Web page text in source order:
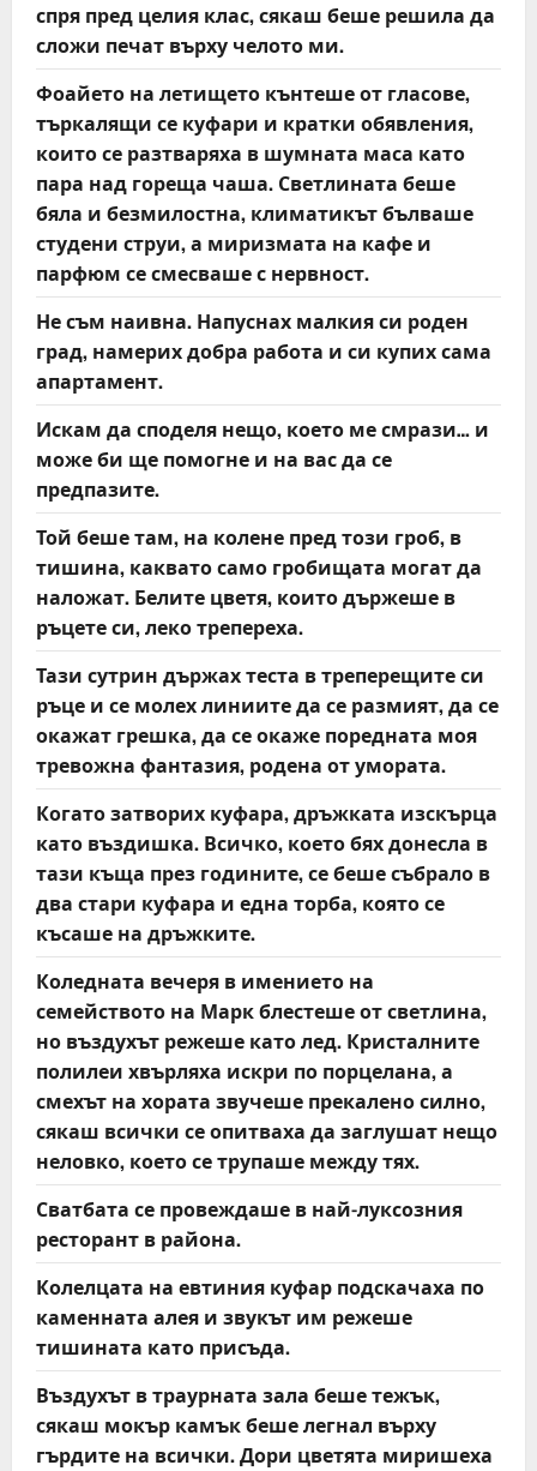
спря пред целия клас, сякаш беше решила да
сложи печат върху челото ми.
Фоайето на летището кънтеше от гласове,
търкалящи се куфари и кратки обявления,
които се разтваряха в шумната маса като
пара над гореща чаша. Светлината беше
бяла и безмилостна, климатикът бълваше
студени струи, а миризмата на кафе и
парфюм се смесваше с нервност.
Не съм наивна. Напуснах малкия си роден
град, намерих добра работа и си купих сама
апартамент.
Искам да споделя нещо, което ме смрази… и
може би ще помогне и на вас да се
предпазите.
Той беше там, на колене пред този гроб, в
тишина, каквато само гробищата могат да
наложат. Белите цветя, които държеше в
ръцете си, леко трепереха.
Тази сутрин държах теста в треперещите си
ръце и се молех линиите да се размият, да се
окажат грешка, да се окаже поредната моя
тревожна фантазия, родена от умората.
Когато затворих куфара, дръжката изскърца
като въздишка. Всичко, което бях донесла в
тази къща през годините, се беше събрало в
два стари куфара и една торба, която се
късаше на дръжките.
Коледната вечеря в имението на
семейството на Марк блестеше от светлина,
но въздухът режеше като лед. Кристалните
полилеи хвърляха искри по порцелана, а
смехът на хората звучеше прекалено силно,
сякаш всички се опитваха да заглушат нещо
неловко, което се трупаше между тях.
Сватбата се провеждаше в най-луксозния
ресторант в района.
Колелцата на евтиния куфар подскачаха по
каменната алея и звукът им режеше
тишината като присъда.
Въздухът в траурната зала беше тежък,
сякаш мокър камък беше легнал върху
гърдите на всички. Дори цветята миришеха